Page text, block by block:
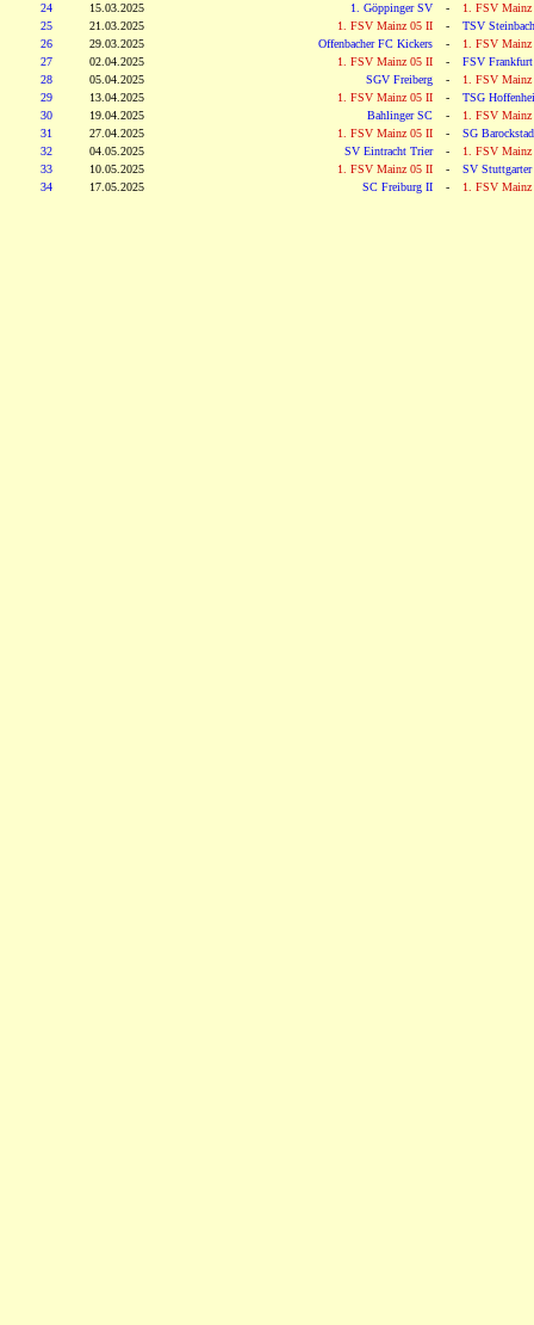
24
15.03.2025 1. Göppinger SV -
1. FSV
25
21.03.2025 1. FSV Mainz 05 II -
TSV Steinbach
26
29.03.2025 Offenbacher FC Kickers -
1. FSV
27
02.04.2025 1. FSV Mainz 05 II -
FSV Frankfurt
28
05.04.2025 SGV Freiberg -
1. FSV
29
13.04.2025 1. FSV Mainz 05 II -
TSG
30
19.04.2025 Bahlinger SC -
1. FSV
31
27.04.2025 1. FSV Mainz 05 II -
SG
32
04.05.2025 SV Eintracht Trier -
1. FSV
33
10.05.2025 1. FSV Mainz 05 II -
SV
34
17.05.2025 SC Freiburg II - 1. FSV